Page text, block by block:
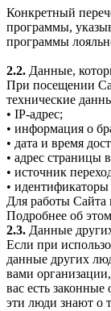
Конкретный
программы,
программы
2.2. Данные,
При посещении
технические
• IP-адрес;
• информация о
• дата и время
• адрес страницы
• источник
•
Для работы Сайта
Подробнее об
2.3. Данные
Если при
данные других
вами
вас есть
эти люди знают о